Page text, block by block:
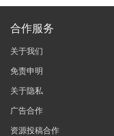
合作服务
关于我们
免责申明
关于隐私
广告合作
资源投稿合作